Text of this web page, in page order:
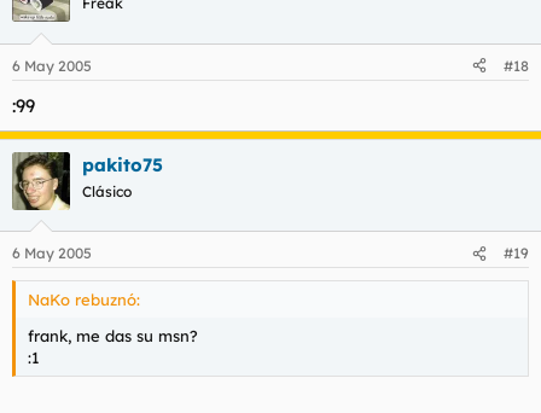
6 May 2005 #18
:99
pakito75
Clásico
6 May 2005 #19
NaKo rebuznó:
frank, me das su msn?
:1